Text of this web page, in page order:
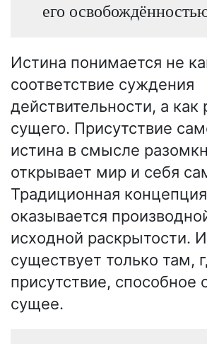
его
Истина понимается не
соответствие суждения
действительности, а как
сущего. Присутствие
истина в смысле
открывает мир и себя
Традиционная
оказывается
исходной раскрытости.
существует только там,
присутствие, способное
сущее.